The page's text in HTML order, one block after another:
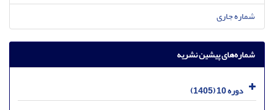
شماره جاری
شماره‌های پیشین نشریه
دوره 10 (1405)